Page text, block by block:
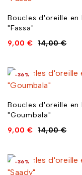
Boucles d'oreille en
"Fassa"
14,00€
9,00 €
-36%
Boucles d'oreille en
"Goumbala"
14,00€
9,00 €
-36%